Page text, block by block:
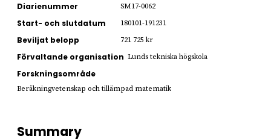
Diarienummer SM17-0062
Start- och slutdatum 180101-191231
Beviljat belopp 721 725 kr
Förvaltande organisation Lunds tekniska högskola
Forskningsområde
Beräkningvetenskap och tillämpad matematik
Summary